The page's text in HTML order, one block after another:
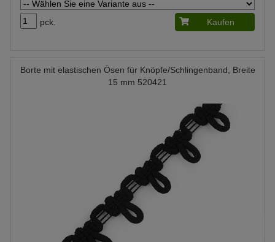
pck. Kaufen
Borte mit elastischen Ösen für Knöpfe/Schlingenband, Breite
15 mm 520421